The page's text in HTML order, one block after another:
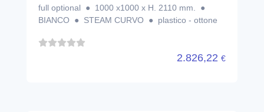
full optional ● 1000 x1000 x H. 2110 mm. ●
BIANCO ● STEAM CURVO ● plastico - ottone
2.826,22 €